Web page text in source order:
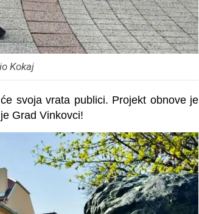
Kokaj
svoja vrata publici. Projekt obnove je
Grad Vinkovci!